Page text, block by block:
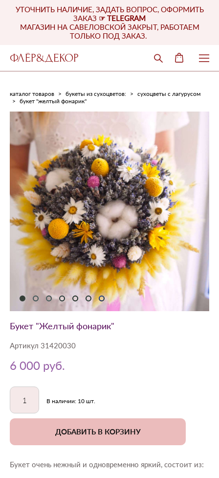
УТОЧНИТЬ НАЛИЧИЕ, ЗАДАТЬ ВОПРОС, ОФОРМИТЬ
ЗАКАЗ ☞ TELEGRAM
МАГАЗИН НА САВЕЛОВСКОЙ ЗАКРЫТ, РАБОТАЕМ
ТОЛЬКО ПОД ЗАКАЗ.
ФЛЁР&ДЕКОР
каталог товаров > букеты из сухоцветов: > сухоцветы с лагурусом
> букет "желтый фонарик"
Букет "Желтый фонарик"
Артикул 31420030
6 000 pуб.
В наличии: 10 шт.
ДОБАВИТЬ В КОРЗИНУ
Букет очень нежный и одновременно яркий, состоит из: